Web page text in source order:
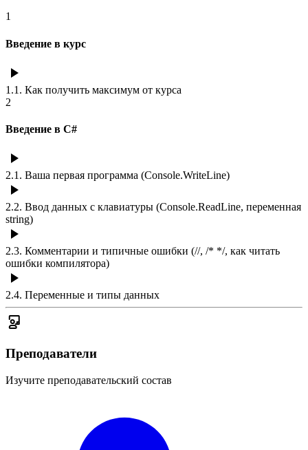
1
Введение в курс
1.1 . Как получить максимум от курса
2
Введение в C#
2.1 . Ваша первая программа (Console.WriteLine)
2.2. Ввод данных с клавиатуры (Console.ReadLine, переменная
string)
2.3. Комментарии и типичные ошибки (//, /* */, как читать
ошибки компилятора)
2.4. Переменные и типы данных
Преподаватели
Изучите преподавательский состав